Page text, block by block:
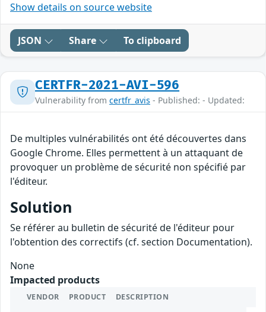
Show details on source website
JSON Share To clipboard
CERTFR-2021-AVI-596
Vulnerability from certfr_avis - Published: - Updated:
De multiples vulnérabilités ont été découvertes dans
Google Chrome. Elles permettent à un attaquant de
provoquer un problème de sécurité non spécifié par
l'éditeur.
Solution
Se référer au bulletin de sécurité de l'éditeur pour
l'obtention des correctifs (cf. section Documentation).
None
Impacted products
VENDOR PRODUCT DESCRIPTION